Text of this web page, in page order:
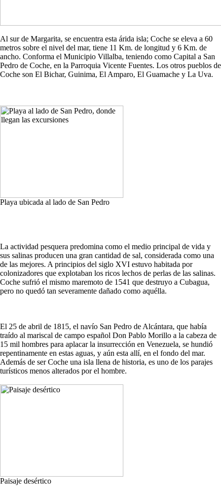
Al sur de Margarita, se encuentra esta árida isla; Coche se eleva a 60
metros sobre el nivel del mar, tiene 11 Km. de longitud y 6 Km. de
ancho. Conforma el Municipio Villalba, teniendo como Capital a San
Pedro de Coche, en la Parroquia Vicente Fuentes. Los otros pueblos de
Coche son El Bichar, Guinima, El Amparo, El Guamache y La Uva.
Playa ubicada al lado de San Pedro
La actividad pesquera predomina como el medio principal de vida y
sus salinas producen una gran cantidad de sal, considerada como una
de las mejores. A principios del siglo XVI estuvo habitada por
colonizadores que explotaban los ricos lechos de perlas de las salinas.
Coche sufrió el mismo maremoto de 1541 que destruyo a Cubagua,
pero no quedó tan severamente dañado como aquélla.
El 25 de abril de 1815, el navío San Pedro de Alcántara, que había
traído al mariscal de campo español Don Pablo Morillo a la cabeza de
15 mil hombres para aplacar la insurrección en Venezuela, se hundió
repentinamente en estas aguas, y aún esta allí, en el fondo del mar.
Además de ser Coche una isla llena de historia, es uno de los parajes
turísticos menos alterados por el hombre.
Paisaje desértico